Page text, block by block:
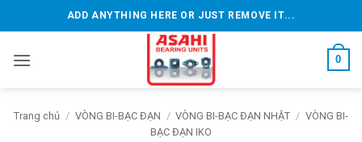
qua
dung
ADD ANYTHING HERE OR JUST REMOVE IT...
0
Trang chủ / VÒNG BI-BẠC ĐẠN / VÒNG BI-BẠC ĐẠN NHẬT / VÒNG BI-
BẠC ĐẠN IKO